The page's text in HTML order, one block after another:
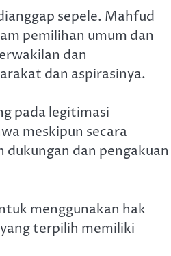
sepele. Mahfud
pemilihan umum dan
dan
dan aspirasinya.
pada legitimasi
meskipun secara
dan pengakuan
menggunakan hak
terpilih memiliki